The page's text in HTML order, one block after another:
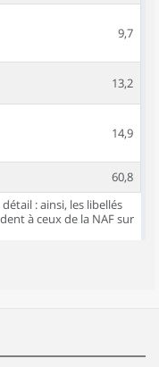
9,7
13,2
14,9
60,8
: ainsi, les libellés
à ceux de la NAF sur